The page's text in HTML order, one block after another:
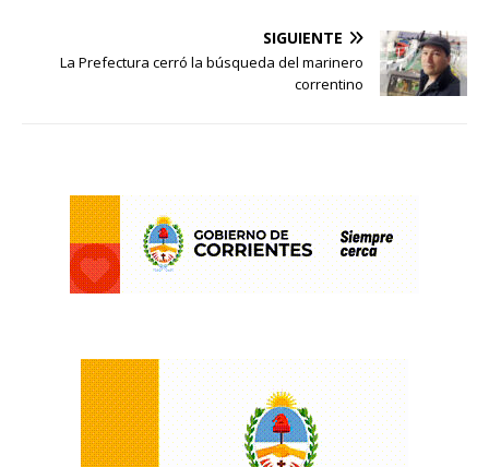
SIGUIENTE
La Prefectura cerró la búsqueda del marinero
correntino